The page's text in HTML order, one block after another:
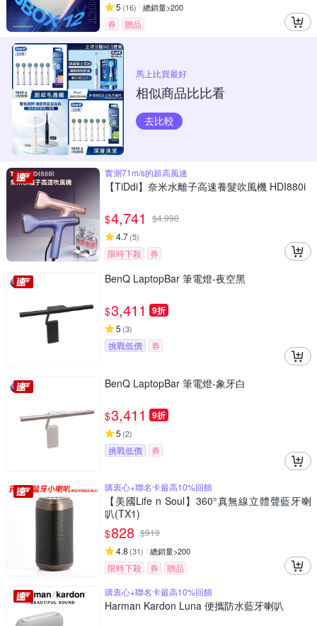
5 (16) 總銷量>200
券 贈品
馬上比買最好
相似商品比比看
去比較
實測71m/s的超高風速
【TiDdi】奈米水離子高速養髮吹風機 HDI880i
$4,741 $4,990
4.7(5)
限時下殺 券
BenQ LaptopBar 筆電燈-夜空黑
$3,411 9折
5 (3)
挑戰低價 券
BenQ LaptopBar 筆電燈-象牙白
$3,411 9折
5 (2)
挑戰低價 券
購衷心+聯名卡最高10%回饋
【美國Life n Soul】360°真無線立體聲藍牙喇
叭(TX1)
$828 $919
4.8 (31) 總銷量>200
限時下殺 券
贈品
購衷心+聯名卡最高10%回饋
Harman Kardon Luna 便攜防水藍牙喇叭